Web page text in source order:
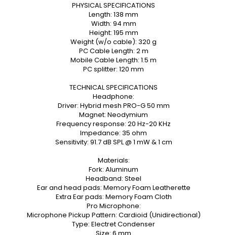
PHYSICAL SPECIFICATIONS
Length: 138 mm
Width: 94 mm
Height: 195 mm
Weight (w/o cable): 320 g
PC Cable Length: 2 m
Mobile Cable Length: 1.5 m
PC splitter: 120 mm
TECHNICAL SPECIFICATIONS
Headphone:
Driver: Hybrid mesh PRO-G 50 mm
Magnet: Neodymium
Frequency response: 20 Hz-20 KHz
Impedance: 35 ohm
Sensitivity: 91.7 dB SPL @ 1 mW & 1 cm
Materials:
Fork: Aluminum
Headband: Steel
Ear and head pads: Memory Foam Leatherette
Extra Ear pads: Memory Foam Cloth
Pro Microphone:
Microphone Pickup Pattern: Cardioid (Unidirectional)
Type: Electret Condenser